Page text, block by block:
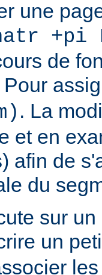
une
+pi L
de
Pour
. La
et en
afin de
du
sur
un